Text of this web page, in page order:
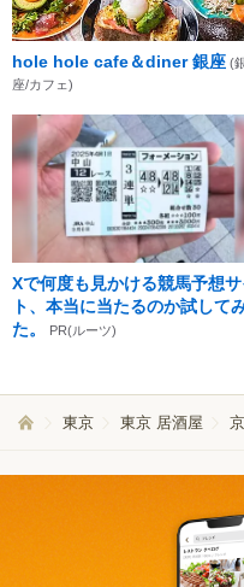
hole hole cafe＆diner 銀座 (
座/カフェ)
Xで何度も見かける競馬予想サ
ト、本当に当たるのか試して
た。
PR(ルーツ)
東京 東京 居酒屋